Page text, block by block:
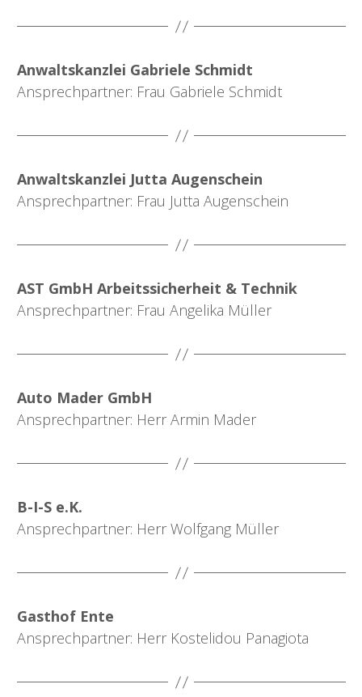
Anwaltskanzlei Gabriele Schmidt
Ansprechpartner: Frau Gabriele Schmidt
Anwaltskanzlei Jutta Augenschein
Ansprechpartner: Frau Jutta Augenschein
AST GmbH Arbeitssicherheit & Technik
Ansprechpartner: Frau Angelika Müller
Auto Mader GmbH
Ansprechpartner: Herr Armin Mader
B-I-S e.K.
Ansprechpartner: Herr Wolfgang Müller
Gasthof Ente
Ansprechpartner: Herr Kostelidou Panagiota